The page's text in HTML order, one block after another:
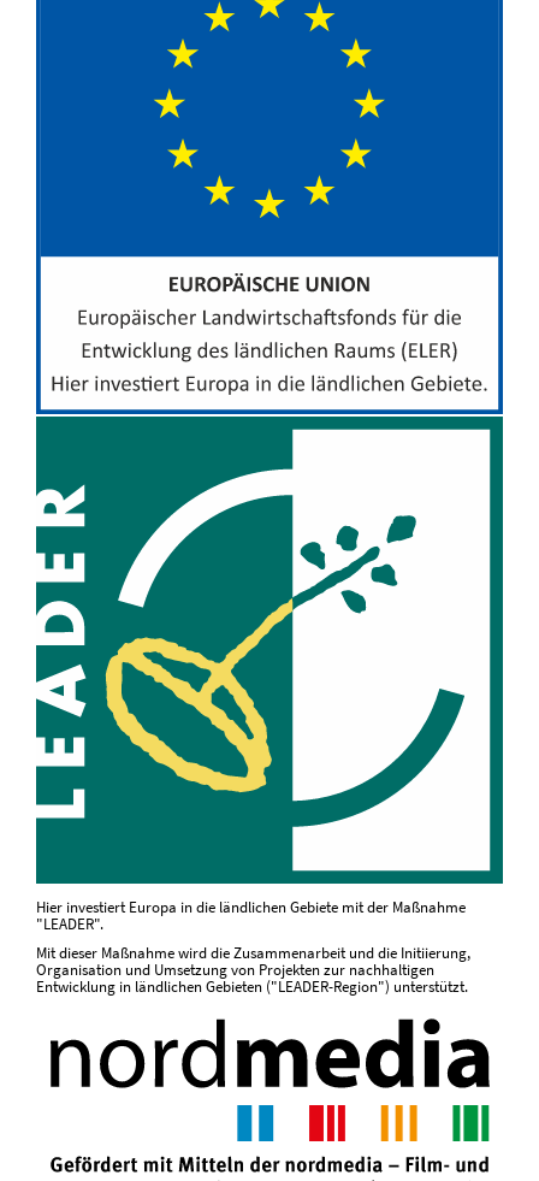
Hier investiert Europa in die ländlichen Gebiete mit der Maßnahme
"LEADER".
Mit dieser Maßnahme wird die Zusammenarbeit und die Initiierung,
Organisation und Umsetzung von Projekten zur nachhaltigen
Entwicklung in ländlichen Gebieten ("LEADER-Region") unterstützt.